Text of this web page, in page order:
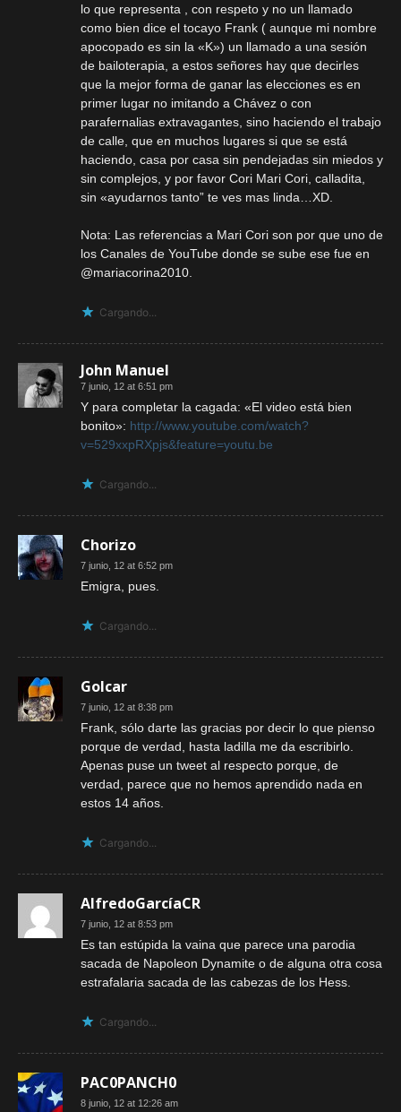
lo que representa , con respeto y no un llamado
como bien dice el tocayo Frank ( aunque mi nombre
apocopado es sin la «K») un llamado a una sesión
de bailoterapia, a estos señores hay que decirles
que la mejor forma de ganar las elecciones es en
primer lugar no imitando a Chávez o con
parafernalias extravagantes, sino haciendo el trabajo
de calle, que en muchos lugares si que se está
haciendo, casa por casa sin pendejadas sin miedos y
sin complejos, y por favor Cori Mari Cori, calladita,
sin «ayudarnos tanto” te ves mas linda…XD.
Nota: Las referencias a Mari Cori son por que uno de
los Canales de YouTube donde se sube ese fue en
@mariacorina2010.
Cargando...
John Manuel
7 junio, 12 at 6:51 pm
Y para completar la cagada: «El video está bien
bonito»: http://www.youtube.com/watch?
v=529xxpRXpjs&feature=youtu.be
Cargando...
Chorizo
7 junio, 12 at 6:52 pm
Emigra, pues.
Cargando...
Golcar
7 junio, 12 at 8:38 pm
Frank, sólo darte las gracias por decir lo que pienso
porque de verdad, hasta ladilla me da escribirlo.
Apenas puse un tweet al respecto porque, de
verdad, parece que no hemos aprendido nada en
estos 14 años.
Cargando...
AlfredoGarcíaCR
7 junio, 12 at 8:53 pm
Es tan estúpida la vaina que parece una parodia
sacada de Napoleon Dynamite o de alguna otra cosa
estrafalaria sacada de las cabezas de los Hess.
Cargando...
PAC0PANCH0
8 junio, 12 at 12:26 am